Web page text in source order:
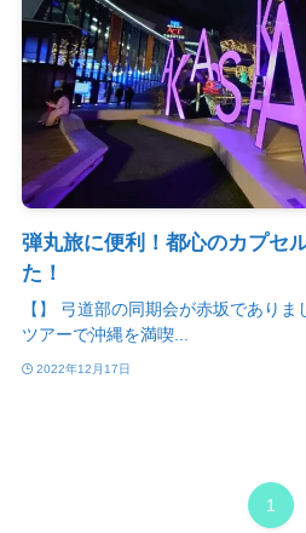
弾丸旅に便利！都心のカプセ
た！
【】 弓道部の同期会が赤坂であり
ツアーで沖縄を満喫...
2022年12月17日
1